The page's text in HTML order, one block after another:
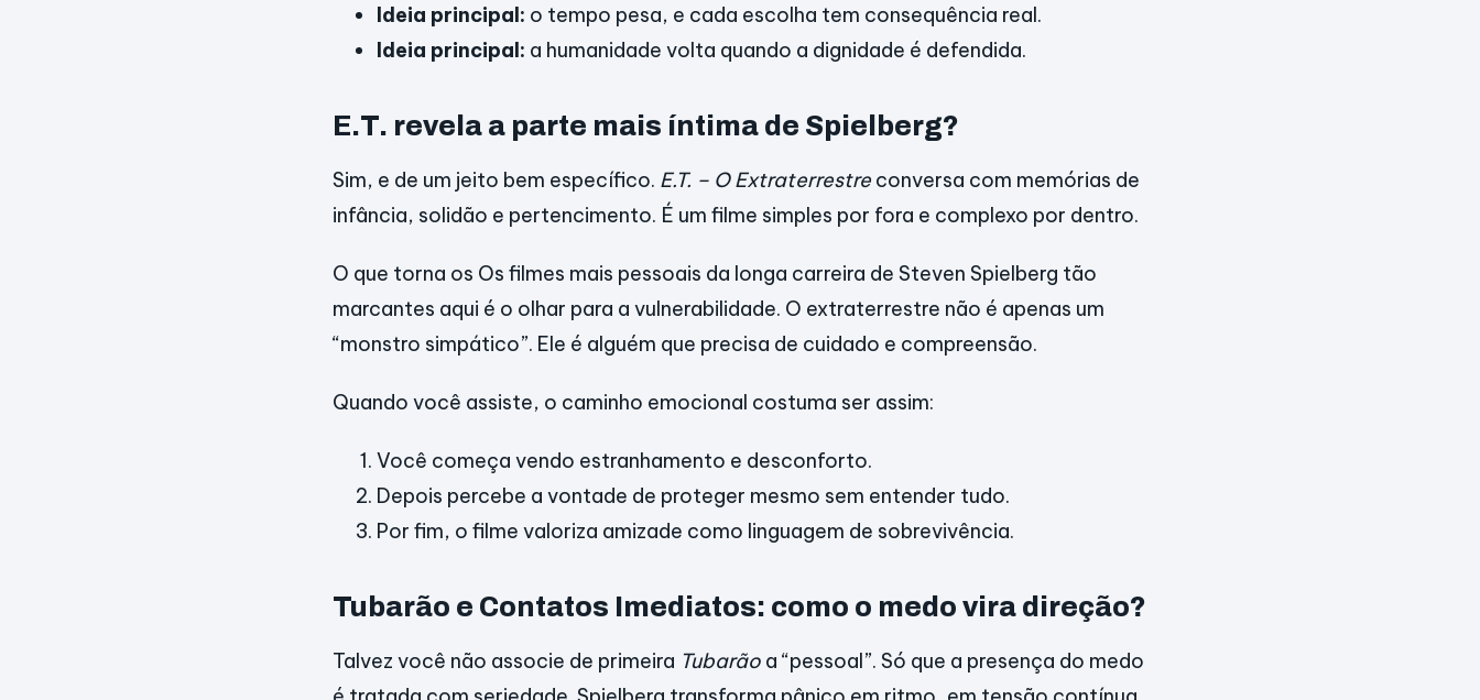
Ideia principal: o tempo pesa, e cada escolha tem consequência real.
Ideia principal: a humanidade volta quando a dignidade é defendida.
E.T. revela a parte mais íntima de Spielberg?
Sim, e de um jeito bem específico. E.T. – O Extraterrestreconversa com memórias de
infância, solidão e pertencimento. É um filme simples por fora e complexo por dentro.
O que torna os Os filmes mais pessoais da longa carreira de Steven Spielberg tão
marcantes aqui é o olhar para a vulnerabilidade. O extraterrestre não é apenas um
“monstro simpático”. Ele é alguém que precisa de cuidado e compreensão.
Quando você assiste, o caminho emocional costuma ser assim:
Você começa vendo estranhamento e desconforto.
Depois percebe a vontade de proteger mesmo sem entender tudo.
Por fim, o filme valoriza amizade como linguagem de sobrevivência.
Tubarão e Contatos Imediatos: como o medo vira direção?
Talvez você não associe de primeira Tubarão a “pessoal”. Só que a presença do medo